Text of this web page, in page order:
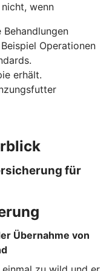
wenn
Operationen
erhält.
für
Übernahme von